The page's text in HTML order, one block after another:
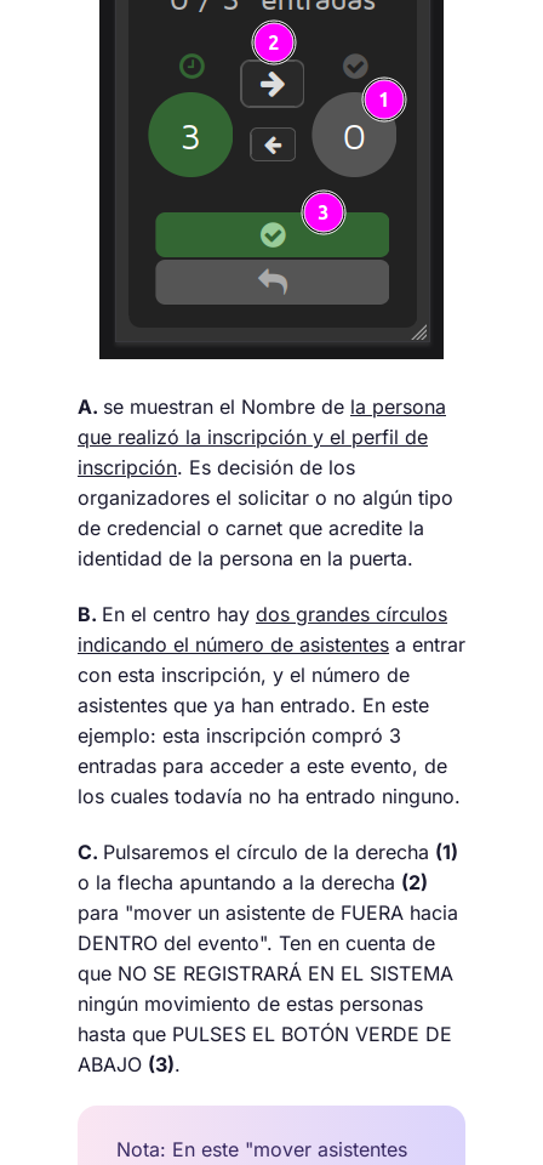
A. se muestran el Nombre de la persona
que realizó la inscripción y el perfil de
inscripción. Es decisión de los
organizadores el solicitar o no algún tipo
de credencial o carnet que acredite la
identidad de la persona en la puerta.
B. En el centro hay dos grandes círculos
indicando el número de asistentes a entrar
con esta inscripción, y el número de
asistentes que ya han entrado. En este
ejemplo: esta inscripción compró 3
entradas para acceder a este evento, de
los cuales todavía no ha entrado ninguno.
C. Pulsaremos el círculo de la derecha (1)
o la flecha apuntando a la derecha (2)
para "mover un asistente de FUERA hacia
DENTRO del evento". Ten en cuenta de
que NO SE REGISTRARÁ EN EL SISTEMA
ningún movimiento de estas personas
hasta que PULSES EL BOTÓN VERDE DE
ABAJO (3).
Nota: En este "mover asistentes